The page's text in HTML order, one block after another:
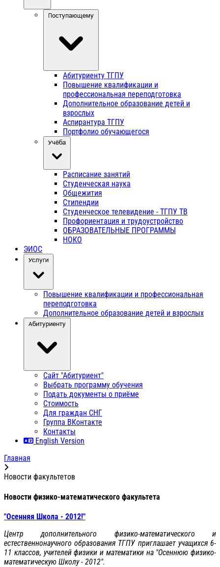
Поступающему
Абитуриенту ТГПУ
Повышение квалификации и
профессиональная переподготовка
Дополнительное образование детей и
взрослых
Аспирантура ТГПУ
Портфолио обучающегося
Учёба
Расписание занятий
Студенческая наука
Общежития
Стипендии
Студенческое телевидение - ТГПУ ТВ
Профориентация и трудоустройство
ОБРАЗОВАТЕЛЬНЫЕ ПРОГРАММЫ
НОКО
ЭИОС
Услуги
Повышение квалификации и профессиональная
переподготовка
Дополнительное образование детей и взрослых
Абитуриенту
Сайт "Абитуриент"
Выбрать программу обучения
Подать документы о приёме
Стоимость
Для граждан СНГ
Группа ВКонтакте
Контакты
English Version
Главная
Новости факультетов
Новости физико-математического факультета
"Осенняя Школа - 2012!"
Центр дополнительного физико-математического и
естественнонаучного образования ТГПУ приглашает учащихся 6-
11 классов, учителей физики и математики на "Осеннюю физико-
математическую Школу - 2012".